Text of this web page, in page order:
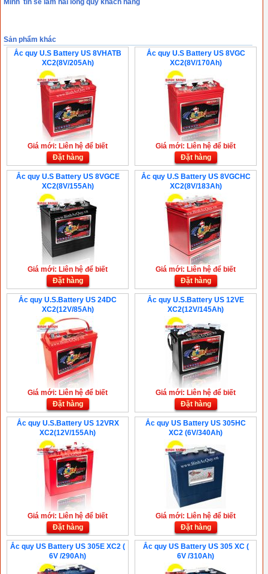
Minh tin sẽ làm hài long quý khách hàng
Sản phẩm khác
Ắc quy U.S Battery US 8VHATB
XC2(8V/205Ah)
Giá mới: Liên hệ để biết
Đặt hàng
Ắc quy U.S Battery US 8VGC
XC2(8V/170Ah)
Giá mới: Liên hệ để biết
Đặt hàng
Ắc quy U.S Battery US 8VGCE
XC2(8V/155Ah)
Giá mới: Liên hệ để biết
Đặt hàng
Ắc quy U.S Battery US 8VGCHC
XC2(8V/183Ah)
Giá mới: Liên hệ để biết
Đặt hàng
Ắc quy U.S.Battery US 24DC
XC2(12V/85Ah)
Giá mới: Liên hệ để biết
Đặt hàng
Ắc quy U.S.Battery US 12VE
XC2(12V/145Ah)
Giá mới: Liên hệ để biết
Đặt hàng
Ắc quy U.S.Battery US 12VRX
XC2(12V/155Ah)
Giá mới: Liên hệ để biết
Đặt hàng
Ắc quy US Battery US 305HC
XC2 (6V/340Ah)
Giá mới: Liên hệ để biết
Đặt hàng
Ắc quy US Battery US 305E XC2 (
6V /290Ah)
Ắc quy US Battery US 305 XC (
6V /310Ah)